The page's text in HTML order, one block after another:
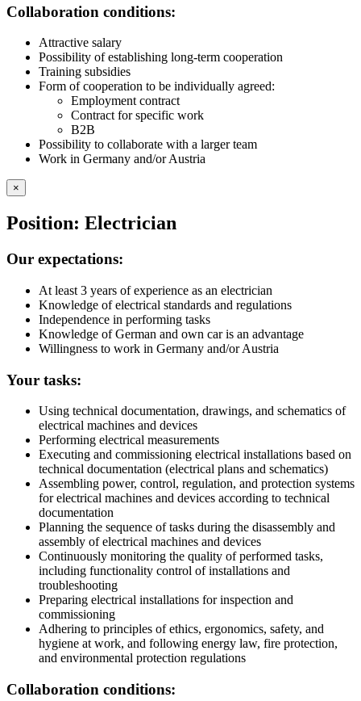
Collaboration conditions:
Attractive salary
Possibility of establishing long-term cooperation
Training subsidies
Form of cooperation to be individually agreed:
Employment contract
Contract for specific work
B2B
Possibility to collaborate with a larger team
Work in Germany and/or Austria
×
Position: Electrician
Our expectations:
At least 3 years of experience as an electrician
Knowledge of electrical standards and regulations
Independence in performing tasks
Knowledge of German and own car is an advantage
Willingness to work in Germany and/or Austria
Your tasks:
Using technical documentation, drawings, and schematics of
electrical machines and devices
Performing electrical measurements
Executing and commissioning electrical installations based on
technical documentation (electrical plans and schematics)
Assembling power, control, regulation, and protection systems
for electrical machines and devices according to technical
documentation
Planning the sequence of tasks during the disassembly and
assembly of electrical machines and devices
Continuously monitoring the quality of performed tasks,
including functionality control of installations and
troubleshooting
Preparing electrical installations for inspection and
commissioning
Adhering to principles of ethics, ergonomics, safety, and
hygiene at work, and following energy law, fire protection,
and environmental protection regulations
Collaboration conditions: